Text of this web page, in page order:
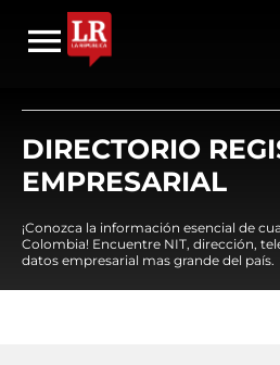
DIRECTORIO
EMPRESARIAL
¡Conozca la información esencial de
Colombia! Encuentre NIT, dirección,
datos empresarial mas grande del país.